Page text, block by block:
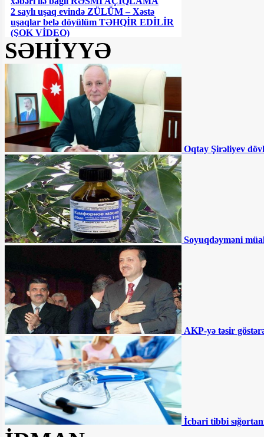
2 saylı uşaq evində ZÜLÜM – Xəstə
uşaqlar belə döyülüm TƏHQİR EDİLİR
(ŞOK VİDEO)
Ceyhun Bayramovdan yeni
TƏYİNAT
Azərbaycanın UEFA-nın
Feyr-Pley reytinqində yeri AÇIQLANIB
Azərbaycanda QHT sədri
DƏHŞƏTLİ QƏZADA öldü
Müdafiə nazirin kortejinə
hücum olundu - ÖLƏNLƏR VAR
Sürücülərin NƏZƏRİNƏ:
Bu ərazilərdə radara düşmüsünüzsə, ləğv
İki qurum birləşdirilir,
Samir Şərifov yola salınır - Şok təfərrüat
Səhiyyədə “şəkər
müəmması” - Pulsuz verilsə də...
MSK Zahir Əzəmətin
şikayətini təmin etmədi – Namizəd
Apelyasiya Məhkəməsinə şikayət edəcək
“Müştərilər vəsaitlərinin
SƏHİYYƏ
Oqtay Şirəliyev
Soyuqdəyməni
AKP-yə təsir
İcbari tibbi